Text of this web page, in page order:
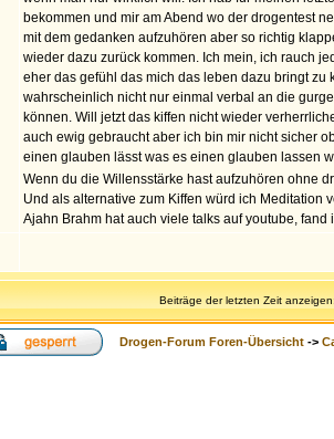
bekommen und mir am Abend wo der drogentest
mit dem gedanken aufzuhören aber so richtig
wieder dazu zurück kommen. Ich mein, ich rauch
eher das gefühl das mich das leben dazu bringt
wahrscheinlich nicht nur einmal verbal an die
können. Will jetzt das kiffen nicht wieder
auch ewig gebraucht aber ich bin mir nicht sicher
einen glauben lässt was es einen glauben lassen
Wenn du die Willensstärke hast aufzuhören ohne
Und als alternative zum Kiffen würd ich Meditation
Ajahn Brahm hat auch viele talks auf youtube,
Beiträge der letzten Zeit
Drogen-Forum Foren-Übersicht ->